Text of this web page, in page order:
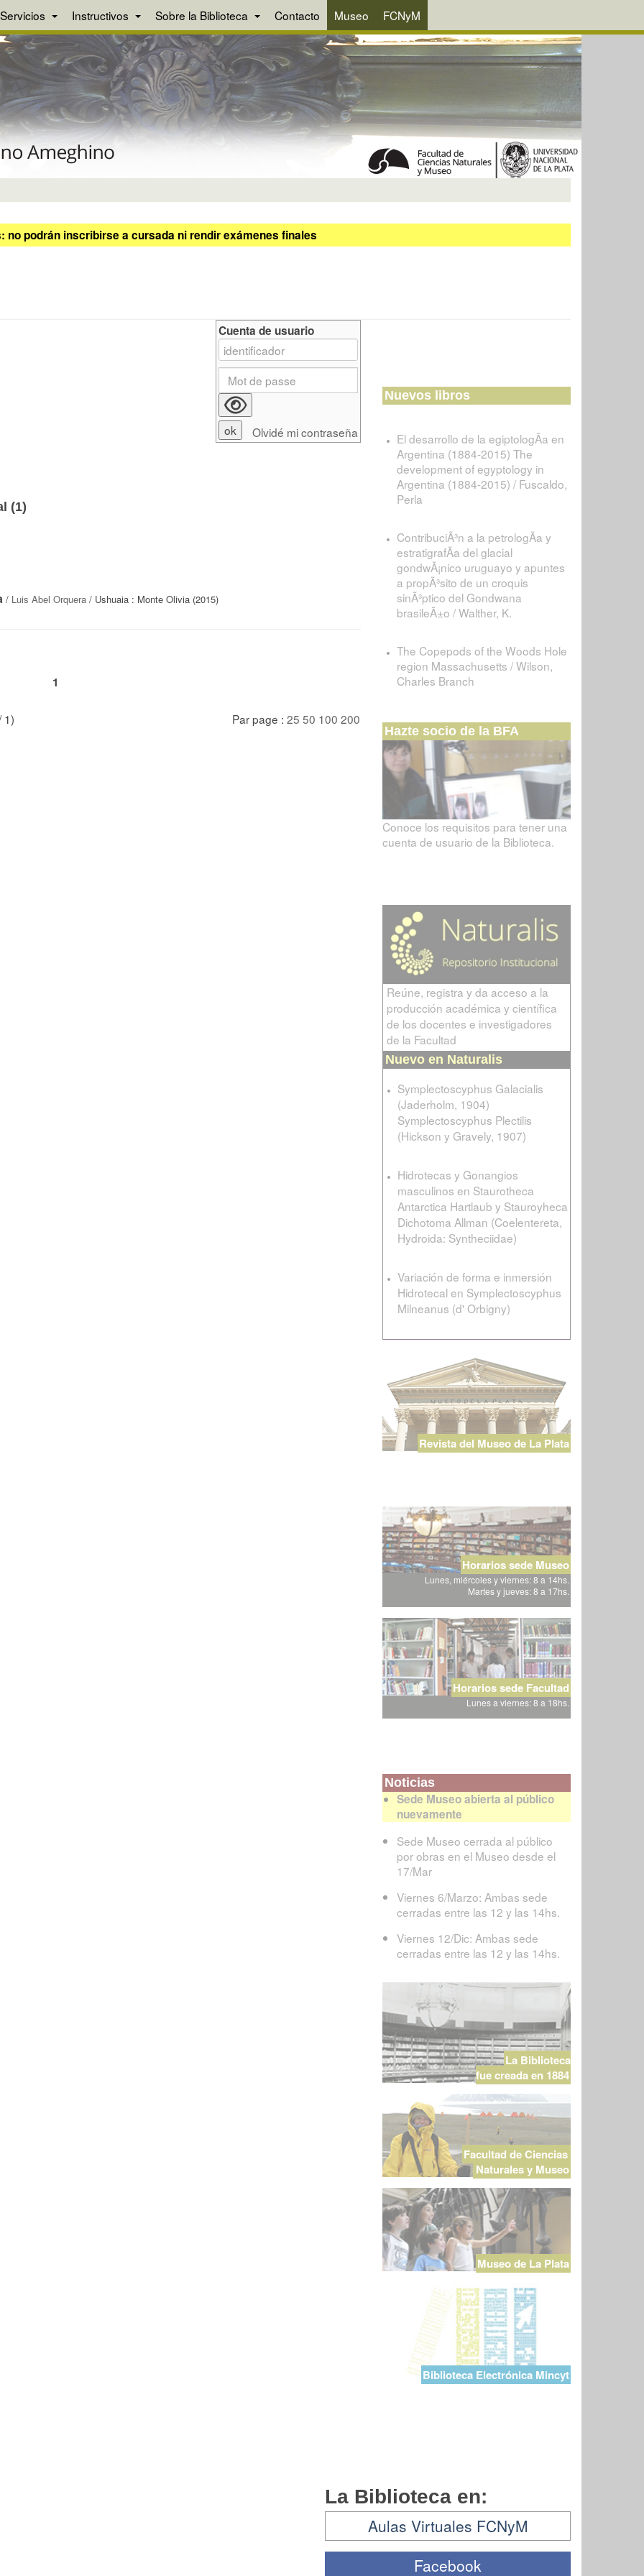
Servicios Instructivos Sobre la Biblioteca Contacto Museo FCNyM
podrán inscribirse a cursada ni rendir exámenes finales
(1)
/ Luis Abel Orquera / Ushuaia : Monte Olivia (2015)
1
1) Par page : 25 50 100 200
Cuenta de usuario
Olvidé mi contraseña
Nuevos libros
El desarrollo de la egiptologÃ­a en
Argentina (1884-2015) The
development of egyptology in
Argentina (1884-2015) / Fuscaldo,
Perla
ContribuciÃ³n a la petrologÃ­a y
estratigrafÃ­a del glacial
gondwÃ¡nico uruguayo y apuntes
a propÃ³sito de un croquis
sinÃ³ptico del Gondwana
brasileÃ±o / Walther, K.
The Copepods of the Woods Hole
region Massachusetts / Wilson,
Charles Branch
Hazte socio de la BFA
Conoce los requisitos para tener una
cuenta de usuario de la Biblioteca.
Reúne, registra y da acceso a la
producción académica y científica
de los docentes e investigadores
de la Facultad
Nuevo en Naturalis
Symplectoscyphus Galacialis
(Jaderholm, 1904)
Symplectoscyphus Plectilis
(Hickson y Gravely, 1907)
Hidrotecas y Gonangios
masculinos en Staurotheca
Antarctica Hartlaub y Stauroyheca
Dichotoma Allman (Coelentereta,
Hydroida: Syntheciidae)
Variación de forma e inmersión
Hidrotecal en Symplectoscyphus
Milneanus (d' Orbigny)
Revista del Museo de La Plata
Horarios sede Museo
Lunes, miércoles y viernes: 8 a 14hs.
Martes y jueves: 8 a 17hs.
Horarios sede Facultad
Lunes a viernes: 8 a 18hs.
Noticias
Sede Museo abierta al público
nuevamente
Sede Museo cerrada al público
por obras en el Museo desde el
17/Mar
Viernes 6/Marzo: Ambas sede
cerradas entre las 12 y las 14hs.
Viernes 12/Dic: Ambas sede
cerradas entre las 12 y las 14hs.
La Biblioteca
fue creada en 1884
Facultad de Ciencias
Naturales y Museo
Museo de La Plata
Biblioteca Electrónica Mincyt
La Biblioteca en:
Aulas Virtuales FCNyM
Facebook